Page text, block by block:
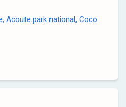
Acoute park national, Coco